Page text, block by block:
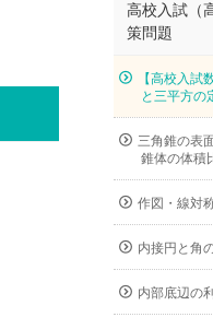
高校入試（
策問題
【高校入試
と三平方の
三角錐の表
錐体の体積
作図・線対
内接円と角
内部底辺の